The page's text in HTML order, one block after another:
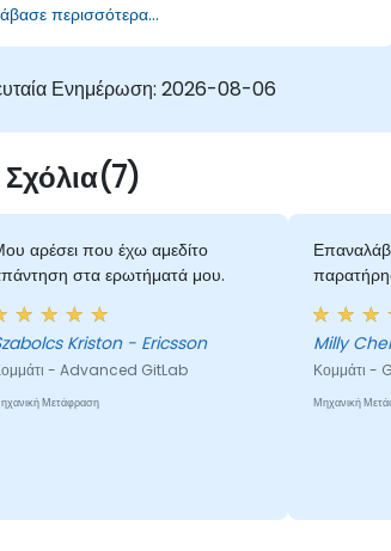
SCM μπορούν επίσης να
από αυτό το μάθημα).
περισσότερα...
Ενημέρωση: 2026-08-06
Σχόλια(7)
αρέσει που έχω αμεδίτο
στα ερωτήματά μου.
Kriston - Ericsson
- Advanced GitLab
Μετάφραση
Milly
Κομμάτι -
Μηχανική